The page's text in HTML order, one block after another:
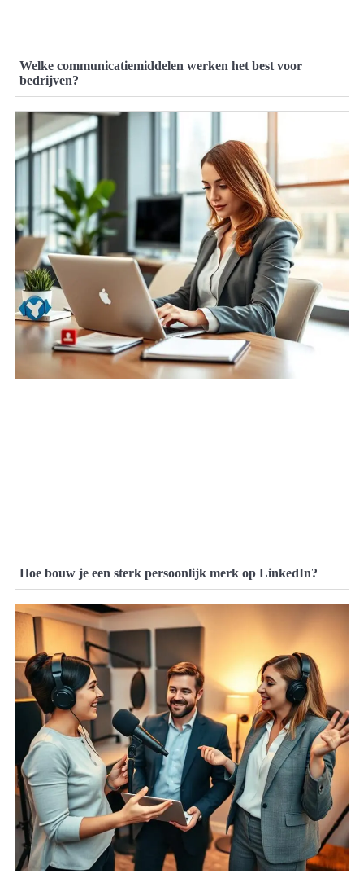
Welke communicatiemiddelen werken het best voor
bedrijven?
Hoe bouw je een sterk persoonlijk merk op LinkedIn?